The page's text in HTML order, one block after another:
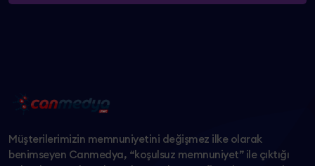
Müşterilerimizin memnuniyetini değişmez ilke olarak
benimseyen Canmedya, “koşulsuz memnuniyet” ile çıktığı